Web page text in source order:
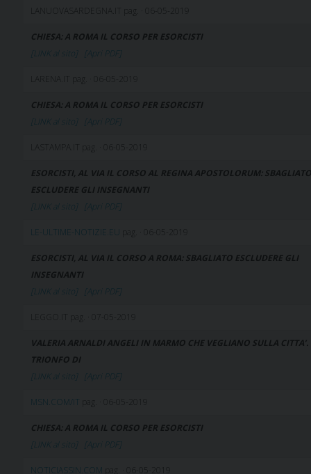
LANUOVASARDEGNA.IT pag. · 06-05-2019
CHIESA: A ROMA IL CORSO PER ESORCISTI
[LINK al sito]
[Apri PDF]
LARENA.IT pag. · 06-05-2019
CHIESA: A ROMA IL CORSO PER ESORCISTI
[LINK al sito]
[Apri PDF]
LASTAMPA.IT pag. · 06-05-2019
ESORCISTI, AL VIA IL CORSO AL REGINA APOSTOLORUM: SBAGLIATO
ESCLUDERE GLI INSEGNANTI
[LINK al sito]
[Apri PDF]
LE-ULTIME-NOTIZIE.EU pag. · 06-05-2019
ESORCISTI, AL VIA IL CORSO A ROMA: SBAGLIATO ESCLUDERE GLI
INSEGNANTI
[LINK al sito]
[Apri PDF]
LEGGO.IT pag. · 07-05-2019
VALERIA ARNALDI ANGELI IN MARMO CHE VEGLIANO SULLA
TRIONFO DI
[LINK al sito]
[Apri PDF]
MSN.COM/IT pag. · 06-05-2019
CHIESA: A ROMA IL CORSO PER ESORCISTI
[LINK al sito]
[Apri PDF]
NOTICIASSIN.COM pag. · 06-05-2019